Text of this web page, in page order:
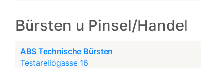
Bürsten u Pinsel/Handel
ABS Technische Bürsten
Testarellogasse 16